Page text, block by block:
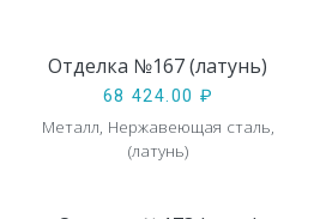
Отделка №167 (латунь)
68 424.00 ₽
Металл, Нержавеющая сталь,
(латунь)